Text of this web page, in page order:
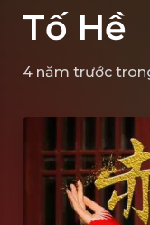
Tố Hề
4 năm trước